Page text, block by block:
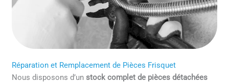
Réparation et Remplacement de Pièces Frisquet
Nous disposons d’unstock complet de pièces détachées